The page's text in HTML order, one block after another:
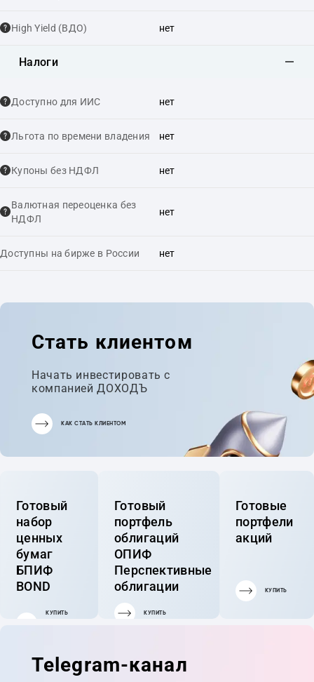
High Yield (ВДО) нет
Налоги
Доступно для ИИС нет
Льгота по времени владения нет
Купоны без НДФЛ нет
Валютная переоценка без
НДФЛ
нет
Доступны на бирже в России нет
Стать клиентом
Начать инвестировать с
компанией ДОХОДЪ
КАК СТАТЬ КЛИЕНТОМ
Готовый
набор
ценных
бумаг
БПИФ
BOND
КУПИТЬ
Готовый
портфель
облигаций
ОПИФ
Перспективные
облигации
КУПИТЬ
Готовые
портфели
акций
КУПИТЬ
Telegram-канал